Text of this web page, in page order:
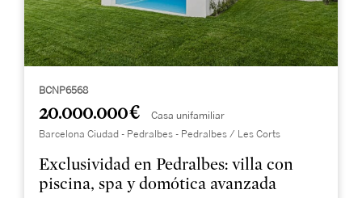
BCNP6568
20.000.000 € Casa unifamiliar
Barcelona Ciudad - Pedralbes - Pedralbes / Les Corts
Exclusividad en Pedralbes: villa con
piscina, spa y domótica avanzada